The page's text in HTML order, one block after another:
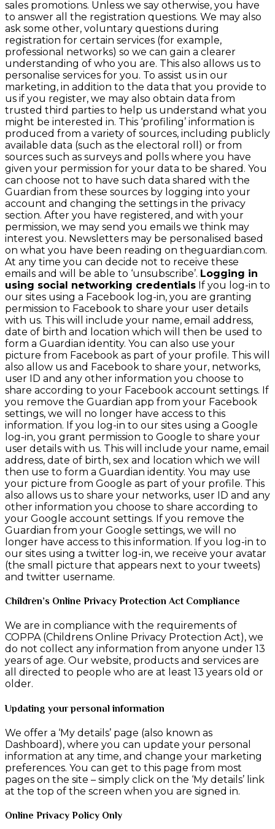
sales promotions. Unless we say otherwise, you have
to answer all the registration questions. We may also
ask some other, voluntary questions during
registration for certain services (for example,
professional networks) so we can gain a clearer
understanding of who you are. This also allows us to
personalise services for you. To assist us in our
marketing, in addition to the data that you provide to
us if you register, we may also obtain data from
trusted third parties to help us understand what you
might be interested in. This ‘profiling’ information is
produced from a variety of sources, including publicly
available data (such as the electoral roll) or from
sources such as surveys and polls where you have
given your permission for your data to be shared. You
can choose not to have such data shared with the
Guardian from these sources by logging into your
account and changing the settings in the privacy
section. After you have registered, and with your
permission, we may send you emails we think may
interest you. Newsletters may be personalised based
on what you have been reading on theguardian.com.
At any time you can decide not to receive these
emails and will be able to ‘unsubscribe’. Logging in
using social networking credentials If you log-in to
our sites using a Facebook log-in, you are granting
permission to Facebook to share your user details
with us. This will include your name, email address,
date of birth and location which will then be used to
form a Guardian identity. You can also use your
picture from Facebook as part of your profile. This will
also allow us and Facebook to share your, networks,
user ID and any other information you choose to
share according to your Facebook account settings. If
you remove the Guardian app from your Facebook
settings, we will no longer have access to this
information. If you log-in to our sites using a Google
log-in, you grant permission to Google to share your
user details with us. This will include your name, email
address, date of birth, sex and location which we will
then use to form a Guardian identity. You may use
your picture from Google as part of your profile. This
also allows us to share your networks, user ID and any
other information you choose to share according to
your Google account settings. If you remove the
Guardian from your Google settings, we will no
longer have access to this information. If you log-in to
our sites using a twitter log-in, we receive your avatar
(the small picture that appears next to your tweets)
and twitter username.
Children’s Online Privacy Protection Act Compliance
We are in compliance with the requirements of
COPPA (Childrens Online Privacy Protection Act), we
do not collect any information from anyone under 13
years of age. Our website, products and services are
all directed to people who are at least 13 years old or
older.
Updating your personal information
We offer a ‘My details’ page (also known as
Dashboard), where you can update your personal
information at any time, and change your marketing
preferences. You can get to this page from most
pages on the site – simply click on the ‘My details’ link
at the top of the screen when you are signed in.
Online Privacy Policy Only